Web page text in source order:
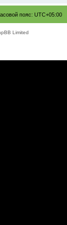
пояс: UTC+05:00
Limited